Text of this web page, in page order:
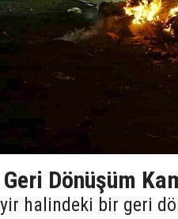
Dönüşüm
halindeki bir geri